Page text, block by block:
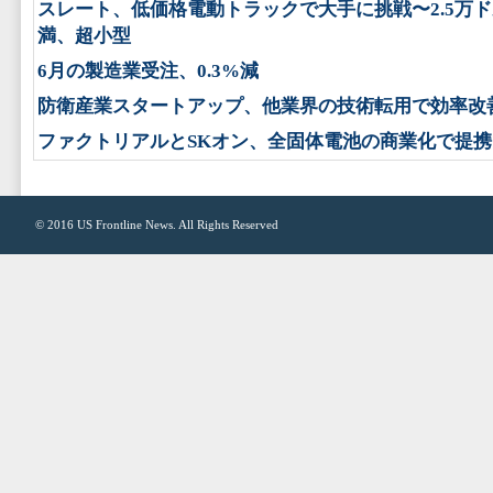
スレート、低価格電動トラックで大手に挑戦〜2.5万
満、超小型
6月の製造業受注、0.3%減
防衛産業スタートアップ、他業界の技術転用で効率改
ファクトリアルとSKオン、全固体電池の商業化で提携
© 2016 US Frontline News . All Rights Reserved